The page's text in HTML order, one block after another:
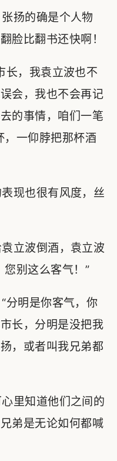
扬的确是个人物
脸比翻书还快啊！
，我袁立波也不
会，我也不会再记
的事情，咱们一笔
，一仰脖把那杯酒
现也很有风度，丝
立波倒酒，袁立波
您别这么客气！”
明是你客气，你
长，分明是没把我
，或者叫我兄弟都
里知道他们之间的
弟是无论如何都喊